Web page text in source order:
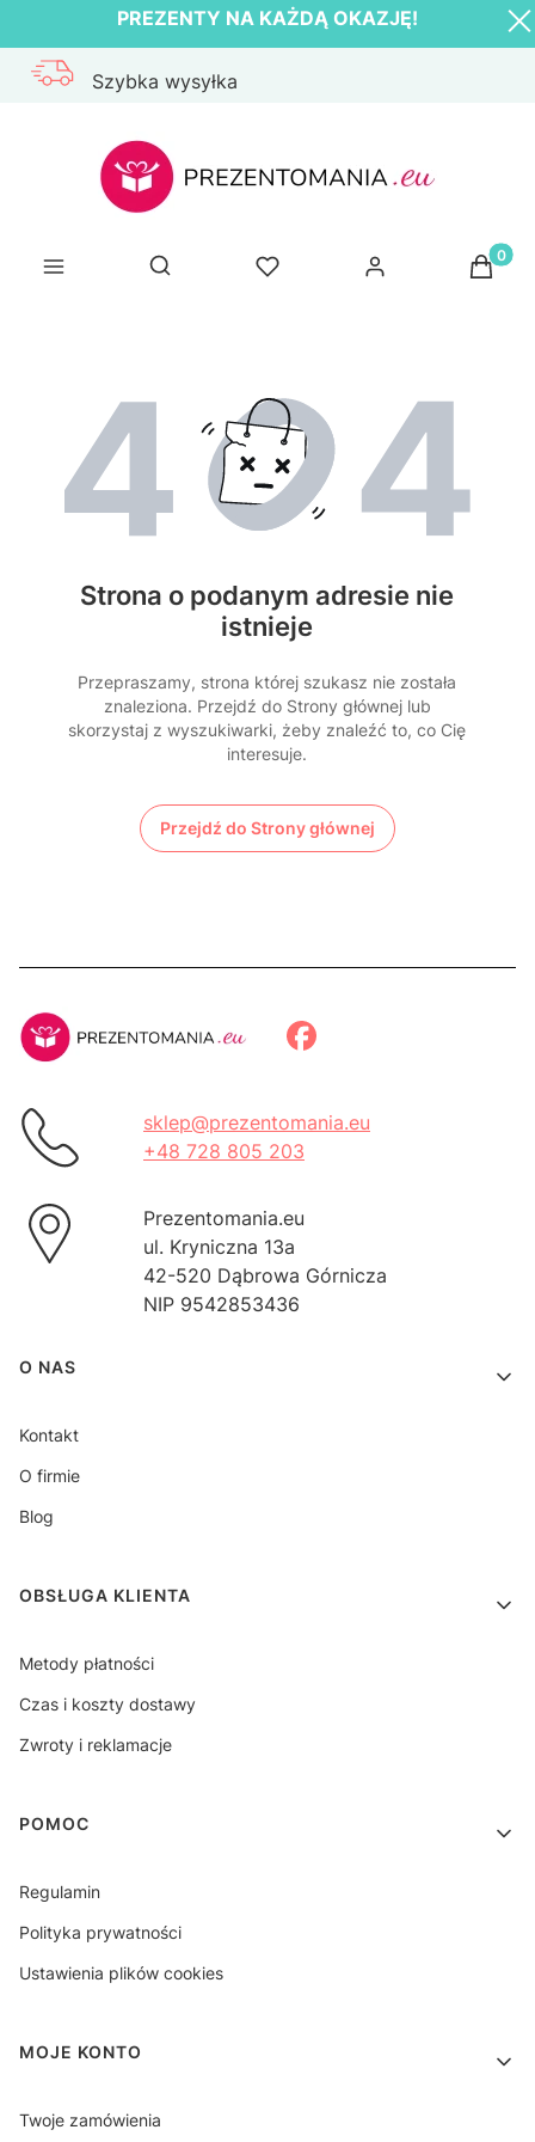
PREZENTY NA KAŻDĄ OKAZJĘ!
Szybka wysyłka
Otwórz wyszukiwarkę
Strona o podanym adresie nie
istnieje
Przepraszamy, strona której szukasz nie została
znaleziona. Przejdź do Strony głównej lub
skorzystaj z wyszukiwarki, żeby znaleźć to, co Cię
interesuje.
Przejdź do Strony głównej
sklep@prezentomania.eu
+48 728 805 203
Prezentomania.eu
ul. Kryniczna 13a
42-520 Dąbrowa Górnicza
NIP 9542853436
Linki w stopce
O NAS
Kontakt
O firmie
Blog
OBSŁUGA KLIENTA
Metody płatności
Czas i koszty dostawy
Zwroty i reklamacje
POMOC
Regulamin
Polityka prywatności
Ustawienia plików cookies
MOJE KONTO
Twoje zamówienia